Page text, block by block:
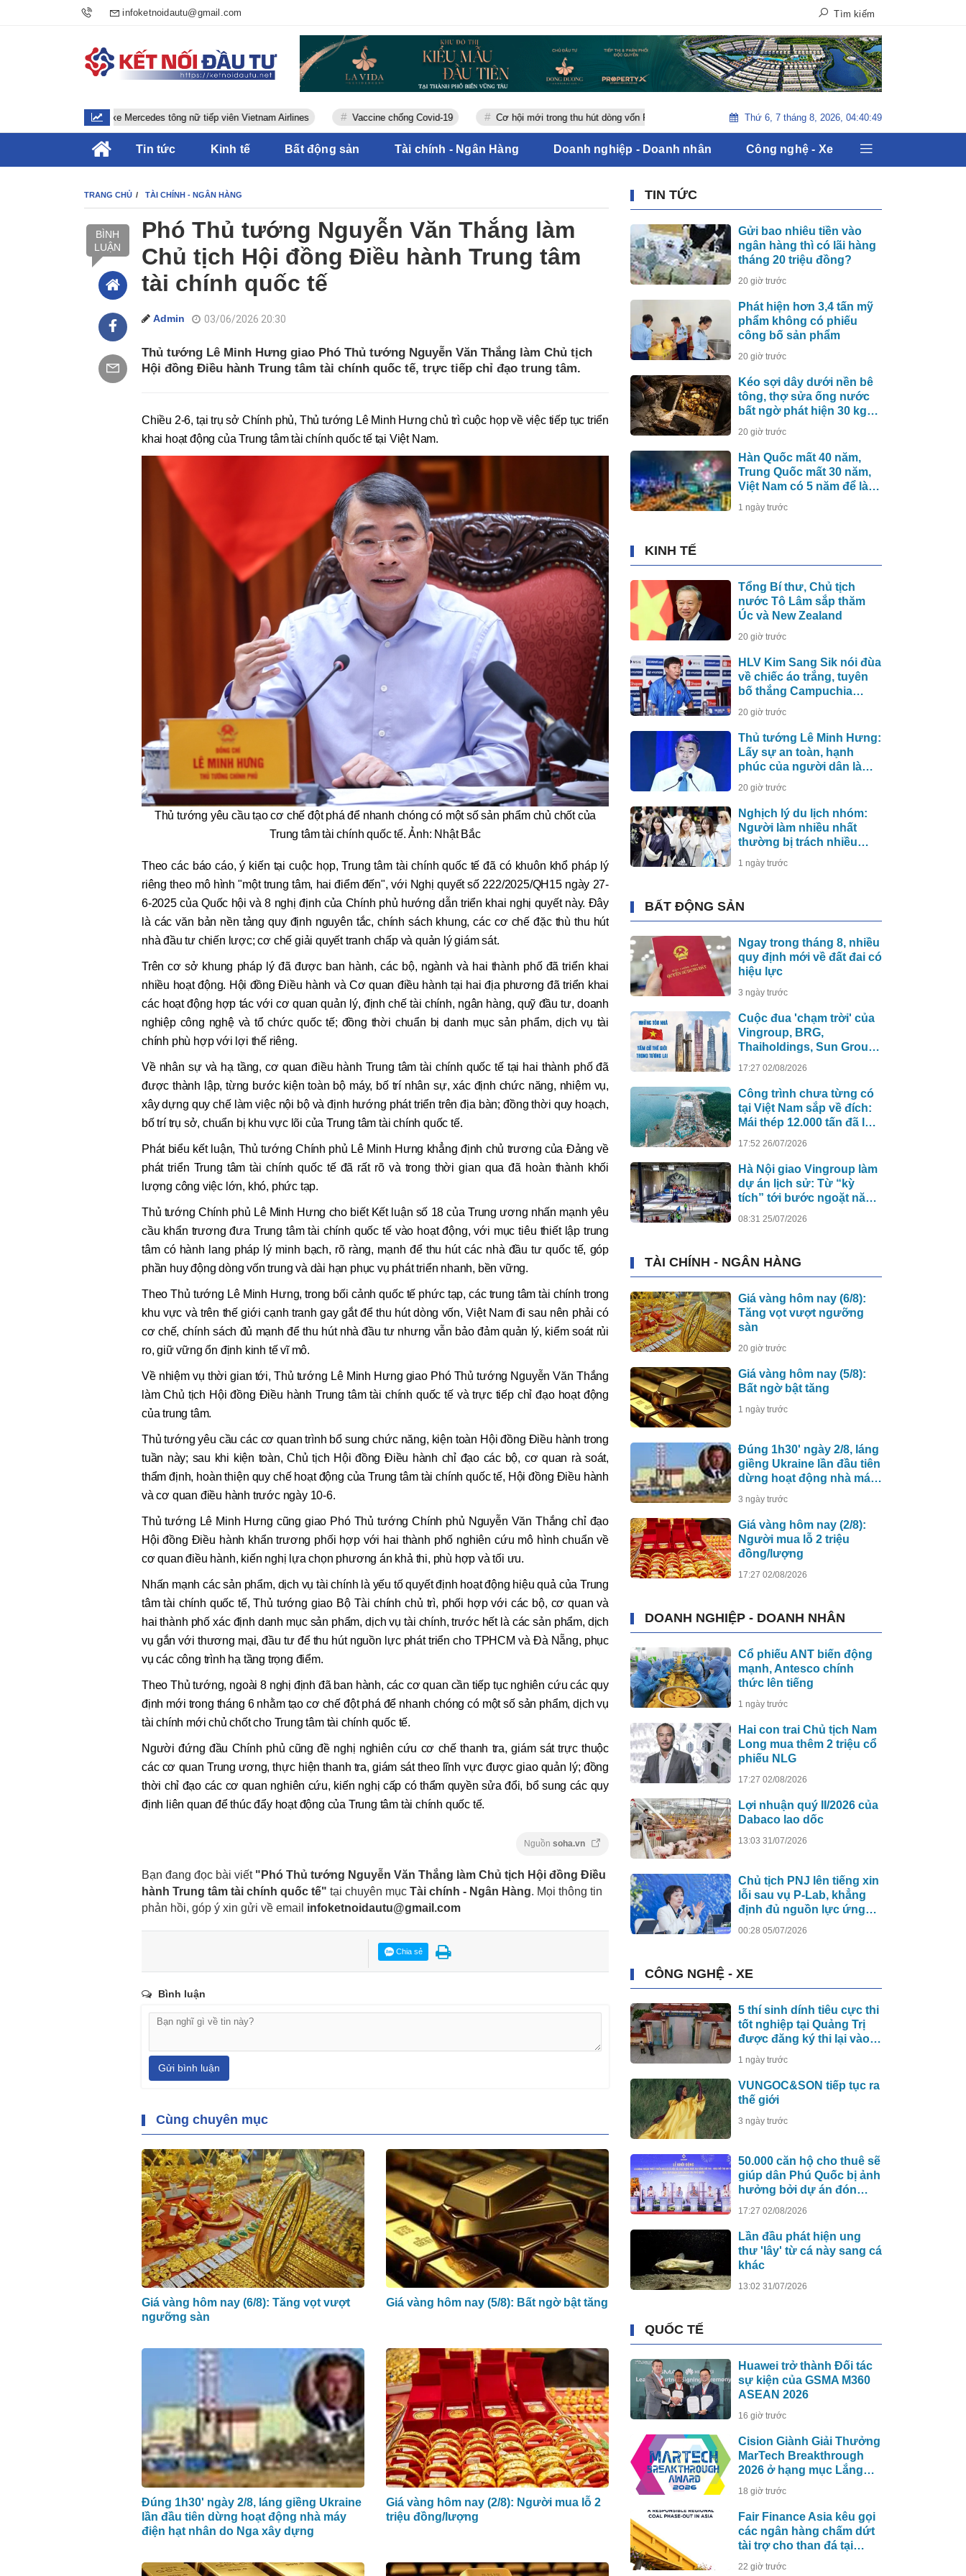
infoketnoidautu@gmail.com Tìm kiếm
Tài xế xe Mercedes tông nữ tiếp viên Vietnam Airlines Vaccine chống Covid-19 Cơ hội mới trong thu hút dòng vốn FDI Tiêu Điểm : Bầu cử Tổng Thống Mỹ 2020
Thứ 6, 7 tháng 8, 2026, 04:40:50
Tin tức Kinh tế Bất động sản Tài chính - Ngân Hàng Doanh nghiệp - Doanh nhân Công nghệ - Xe
TRANG CHỦ TÀI CHÍNH - NGÂN HÀNG
BÌNH
LUẬN
Phó Thủ tướng Nguyễn Văn Thắng làm
Chủ tịch Hội đồng Điều hành Trung tâm
tài chính quốc tế
Admin 03/06/2026 20:30
Thủ tướng Lê Minh Hưng giao Phó Thủ tướng Nguyễn Văn Thắng làm Chủ tịch
Hội đồng Điều hành Trung tâm tài chính quốc tế, trực tiếp chỉ đạo trung tâm.
Chiều 2-6, tại trụ sở Chính phủ, Thủ tướng Lê Minh Hưng chủ trì cuộc họp về việc tiếp tục triển
khai hoạt động của Trung tâm tài chính quốc tế tại Việt Nam.
Thủ tướng yêu cầu tạo cơ chế đột phá để nhanh chóng có một số sản phẩm chủ chốt của
Trung tâm tài chính quốc tế. Ảnh: Nhật Bắc
Theo các báo cáo, ý kiến tại cuộc họp, Trung tâm tài chính quốc tế đã có khuôn khổ pháp lý
riêng theo mô hình "một trung tâm, hai điểm đến", với Nghị quyết số 222/2025/QH15 ngày 27-
6-2025 của Quốc hội và 8 nghị định của Chính phủ hướng dẫn triển khai nghị quyết này. Đây
là các văn bản nền tảng quy định nguyên tắc, chính sách khung, các cơ chế đặc thù thu hút
nhà đầu tư chiến lược; cơ chế giải quyết tranh chấp và quản lý giám sát.
Trên cơ sở khung pháp lý đã được ban hành, các bộ, ngành và hai thành phố đã triển khai
nhiều hoạt động. Hội đồng Điều hành và Cơ quan điều hành tại hai địa phương đã triển khai
các hoạt động hợp tác với cơ quan quản lý, định chế tài chính, ngân hàng, quỹ đầu tư, doanh
nghiệp công nghệ và tổ chức quốc tế; đồng thời chuẩn bị danh mục sản phẩm, dịch vụ tài
chính phù hợp với lợi thế riêng.
Về nhân sự và hạ tầng, cơ quan điều hành Trung tâm tài chính quốc tế tại hai thành phố đã
được thành lập, từng bước kiện toàn bộ máy, bố trí nhân sự, xác định chức năng, nhiệm vụ,
xây dựng quy chế làm việc nội bộ và định hướng phát triển trên địa bàn; đồng thời quy hoạch,
bố trí trụ sở, chuẩn bị khu vực lõi của Trung tâm tài chính quốc tế.
Phát biểu kết luận, Thủ tướng Chính phủ Lê Minh Hưng khẳng định chủ trương của Đảng về
phát triển Trung tâm tài chính quốc tế đã rất rõ và trong thời gian qua đã hoàn thành khối
lượng công việc lớn, khó, phức tạp.
Thủ tướng Chính phủ Lê Minh Hưng cho biết Kết luận số 18 của Trung ương nhấn mạnh yêu
cầu khẩn trương đưa Trung tâm tài chính quốc tế vào hoạt động, với mục tiêu thiết lập trung
tâm có hành lang pháp lý minh bạch, rõ ràng, mạnh để thu hút các nhà đầu tư quốc tế, góp
phần huy động dòng vốn trung và dài hạn phục vụ phát triển nhanh, bền vững.
Theo Thủ tướng Lê Minh Hưng, trong bối cảnh quốc tế phức tạp, các trung tâm tài chính trong
khu vực và trên thế giới cạnh tranh gay gắt để thu hút dòng vốn, Việt Nam đi sau nên phải có
cơ chế, chính sách đủ mạnh để thu hút nhà đầu tư nhưng vẫn bảo đảm quản lý, kiểm soát rủi
ro, giữ vững ổn định kinh tế vĩ mô.
Về nhiệm vụ thời gian tới, Thủ tướng Lê Minh Hưng giao Phó Thủ tướng Nguyễn Văn Thắng
làm Chủ tịch Hội đồng Điều hành Trung tâm tài chính quốc tế và trực tiếp chỉ đạo hoạt động
của trung tâm.
Thủ tướng yêu cầu các cơ quan trình bổ sung chức năng, kiện toàn Hội đồng Điều hành trong
tuần này; sau khi kiện toàn, Chủ tịch Hội đồng Điều hành chỉ đạo các bộ, cơ quan rà soát,
thẩm định, hoàn thiện quy chế hoạt động của Trung tâm tài chính quốc tế, Hội đồng Điều hành
và cơ quan điều hành trước ngày 10-6.
Thủ tướng Lê Minh Hưng cũng giao Phó Thủ tướng Chính phủ Nguyễn Văn Thắng chỉ đạo
Hội đồng Điều hành khẩn trương phối hợp với hai thành phố nghiên cứu mô hình chuẩn về
cơ quan điều hành, kiến nghị lựa chọn phương án khả thi, phù hợp và tối ưu.
Nhấn mạnh các sản phẩm, dịch vụ tài chính là yếu tố quyết định hoạt động hiệu quả của Trung
tâm tài chính quốc tế, Thủ tướng giao Bộ Tài chính chủ trì, phối hợp với các bộ, cơ quan và
hai thành phố xác định danh mục sản phẩm, dịch vụ tài chính, trước hết là các sản phẩm, dịch
vụ gắn với thương mại, đầu tư để thu hút nguồn lực phát triển cho TPHCM và Đà Nẵng, phục
vụ các công trình hạ tầng trọng điểm.
Theo Thủ tướng, ngoài 8 nghị định đã ban hành, các cơ quan cần tiếp tục nghiên cứu các quy
định mới trong tháng 6 nhằm tạo cơ chế đột phá để nhanh chóng có một số sản phẩm, dịch vụ
tài chính mới chủ chốt cho Trung tâm tài chính quốc tế.
Người đứng đầu Chính phủ cũng đề nghị nghiên cứu cơ chế thanh tra, giám sát trực thuộc
các cơ quan Trung ương, thực hiện thanh tra, giám sát theo lĩnh vực được giao quản lý; đồng
thời chỉ đạo các cơ quan nghiên cứu, kiến nghị cấp có thẩm quyền sửa đổi, bổ sung các quy
định liên quan để thúc đẩy hoạt động của Trung tâm tài chính quốc tế.
Nguồn soha.vn
Bạn đang đọc bài viết "Phó Thủ tướng Nguyễn Văn Thắng làm Chủ tịch Hội đồng Điều
hành Trung tâm tài chính quốc tế" tại chuyên mục Tài chính - Ngân Hàng. Mọi thông tin
phản hồi, góp ý xin gửi về email infoketnoidautu@gmail.com
Chia sẻ
Bình luận
Gửi bình luận
Cùng chuyên mục
Giá vàng hôm nay (6/8): Tăng vọt vượt
ngưỡng sàn
Giá vàng hôm nay (5/8): Bất ngờ bật tăng
Đúng 1h30' ngày 2/8, láng giềng Ukraine
lần đầu tiên dừng hoạt động nhà máy
điện hạt nhân do Nga xây dựng
Giá vàng hôm nay (2/8): Người mua lỗ 2
triệu đồng/lượng
TIN TỨC
Gửi bao nhiêu tiền vào
ngân hàng thì có lãi hàng
tháng 20 triệu đồng?
20 giờ trước
Phát hiện hơn 3,4 tấn mỹ
phẩm không có phiếu
công bố sản phẩm
20 giờ trước
Kéo sợi dây dưới nền bê
tông, thợ sửa ống nước
bất ngờ phát hiện 30 kg
tiền vàng, khu vực lập tức
bị phong tỏa
20 giờ trước
Hàn Quốc mất 40 năm,
Trung Quốc mất 30 năm,
Việt Nam có 5 năm để làm
điều này
1 ngày trước
KINH TẾ
Tổng Bí thư, Chủ tịch
nước Tô Lâm sắp thăm
Úc và New Zealand
20 giờ trước
HLV Kim Sang Sik nói đùa
về chiếc áo trắng, tuyên
bố thắng Campuchia
bằng đội hình mạnh nhất
20 giờ trước
Thủ tướng Lê Minh Hưng:
Lấy sự an toàn, hạnh
phúc của người dân làm
thước đo an ninh mạng
20 giờ trước
Nghịch lý du lịch nhóm:
Người làm nhiều nhất
thường bị trách nhiều
nhất
1 ngày trước
BẤT ĐỘNG SẢN
Ngay trong tháng 8, nhiều
quy định mới về đất đai có
hiệu lực
3 ngày trước
Cuộc đua 'chạm trời' của
Vingroup, BRG,
Thaiholdings, Sun Group:
sẽ xây tòa nhà cao nhất
Việt Nam?
17:27 02/08/2026
Công trình chưa từng có
tại Việt Nam sắp về đích:
Mái thép 12.000 tấn đã lắp
nơi trao giải Oscar dần lộ
diện
17:52 26/07/2026
Hà Nội giao Vingroup làm
dự án lịch sử: Từ “kỳ
tích” tới bước ngoặt năng
08:31 25/07/2026
TÀI CHÍNH - NGÂN HÀNG
Giá vàng hôm nay (6/8):
Tăng vọt vượt ngưỡng
sàn
20 giờ trước
Giá vàng hôm nay (5/8):
Bất ngờ bật tăng
1 ngày trước
Đúng 1h30' ngày 2/8, láng
giềng Ukraine lần đầu tiên
dừng hoạt động nhà máy
điện hạt nhân do Nga xây
dựng
3 ngày trước
Giá vàng hôm nay (2/8):
Người mua lỗ 2 triệu
đồng/lượng
17:27 02/08/2026
DOANH NGHIỆP - DOANH NHÂN
Cổ phiếu ANT biến động
mạnh, Antesco chính
thức lên tiếng
1 ngày trước
Hai con trai Chủ tịch Nam
Long mua thêm 2 triệu cổ
phiếu NLG
17:27 02/08/2026
Lợi nhuận quý II/2026 của
Dabaco lao dốc
13:03 31/07/2026
Chủ tịch PNJ lên tiếng xin
lỗi sau vụ P-Lab, khẳng
định đủ nguồn lực ứng
00:28 05/07/2026
CÔNG NGHỆ - XE
5 thí sinh dính tiêu cực thi
tốt nghiệp tại Quảng Trị
được đăng ký thi lại vào
năm 2027
1 ngày trước
VUNGOC&SON tiếp tục ra
thế giới
3 ngày trước
50.000 căn hộ cho thuê sẽ
giúp dân Phú Quốc bị ảnh
hưởng bởi dự án đón
17:27 02/08/2026
Lần đầu phát hiện ung
thư 'lây' từ cá này sang cá
khác
13:02 31/07/2026
QUỐC TẾ
Huawei trở thành Đối tác
sự kiện của GSMA M360
ASEAN 2026
16 giờ trước
Cision Giành Giải Thưởng
MarTech Breakthrough
2026 ở hạng mục Lắng
Nghe Mạng Xã Hội, Phân
Phối Thông Cáo Báo Chí
và Tối Ưu Hóa Công Cụ
Trả Lời (AEO)
18 giờ trước
Fair Finance Asia kêu gọi
các ngân hàng chấm dứt
tài trợ cho than đá tại
ASEAN và tăng cường
22 giờ trước